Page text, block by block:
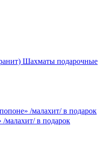
Шахматы подарочные
малахит/ в подарок